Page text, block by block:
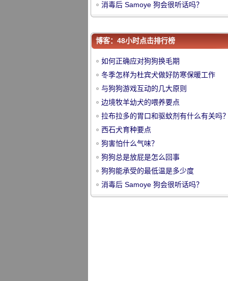
华
宠
消毒后 Samoye 狗会很听话吗？
消毒后 Samoye 狗会很听话吗？
博客：48小时点击排行榜
如何正确应对狗狗换毛期
冬季怎样为杜宾犬做好防寒保暖工作
与狗狗游戏互动的几大原则
边境牧羊幼犬的喂养要点
拉布拉多的胃口和驱蚊剂有什么有关吗
西石犬育种要点
狗害怕什么气味？
狗狗总是放屁是怎么回事
狗狗能承受的最低温是多少度
消毒后 Samoye 狗会很听话吗？